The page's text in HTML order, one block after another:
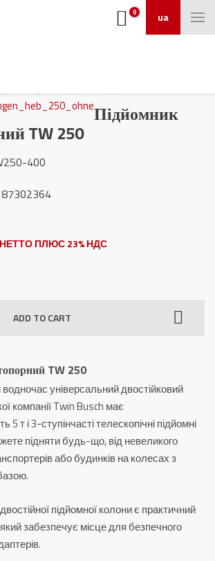
ua
0
Підйомник
TW 250
400
НЕТТО ПЛЮС 23% НДС
ADD TO CART
TW 250
універсальний двостійковий
компанії Twin Busch має
5 т і 3-ступінчасті телескопічні підйомні
підняти будь-що, від невеликого
або будинків на колесах з
підйомної колони є практичний
забезпечує місце для безпечного